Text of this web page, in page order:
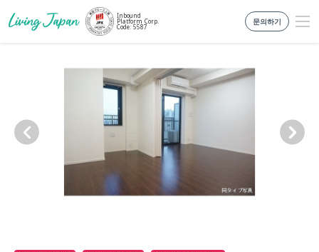
Inbound
Platform Corp.
Code: 5587
문의하기